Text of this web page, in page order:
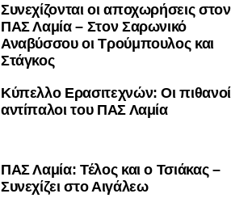
Συνεχίζονται οι αποχωρήσεις στον
ΠΑΣ Λαμία – Στον Σαρωνικό
Αναβύσσου οι Τρούμπουλος και
Στάγκος
Κύπελλο Ερασιτεχνών: Οι πιθανοί
αντίπαλοι του ΠΑΣ Λαμία
ΠΑΣ Λαμία: Τέλος και ο Τσιάκας –
Συνεχίζει στο Αιγάλεω